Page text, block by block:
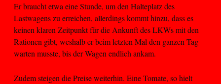
Er braucht etwa eine Stunde, um den Halteplatz des
Lastwagens zu erreichen, allerdings kommt hinzu, dass es
keinen klaren Zeitpunkt für die Ankunft des LKWs mit den
Rationen gibt, weshalb er beim letzten Mal den ganzen Tag
warten musste, bis der Wagen endlich ankam.
Zudem steigen die Preise weiterhin. Eine Tomate, so hielt